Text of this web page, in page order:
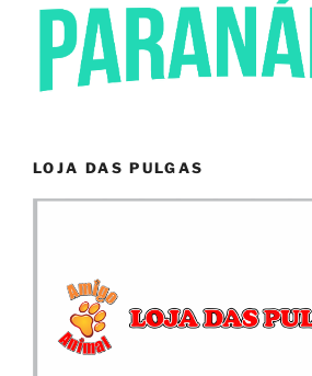
LOJA DAS PULGAS